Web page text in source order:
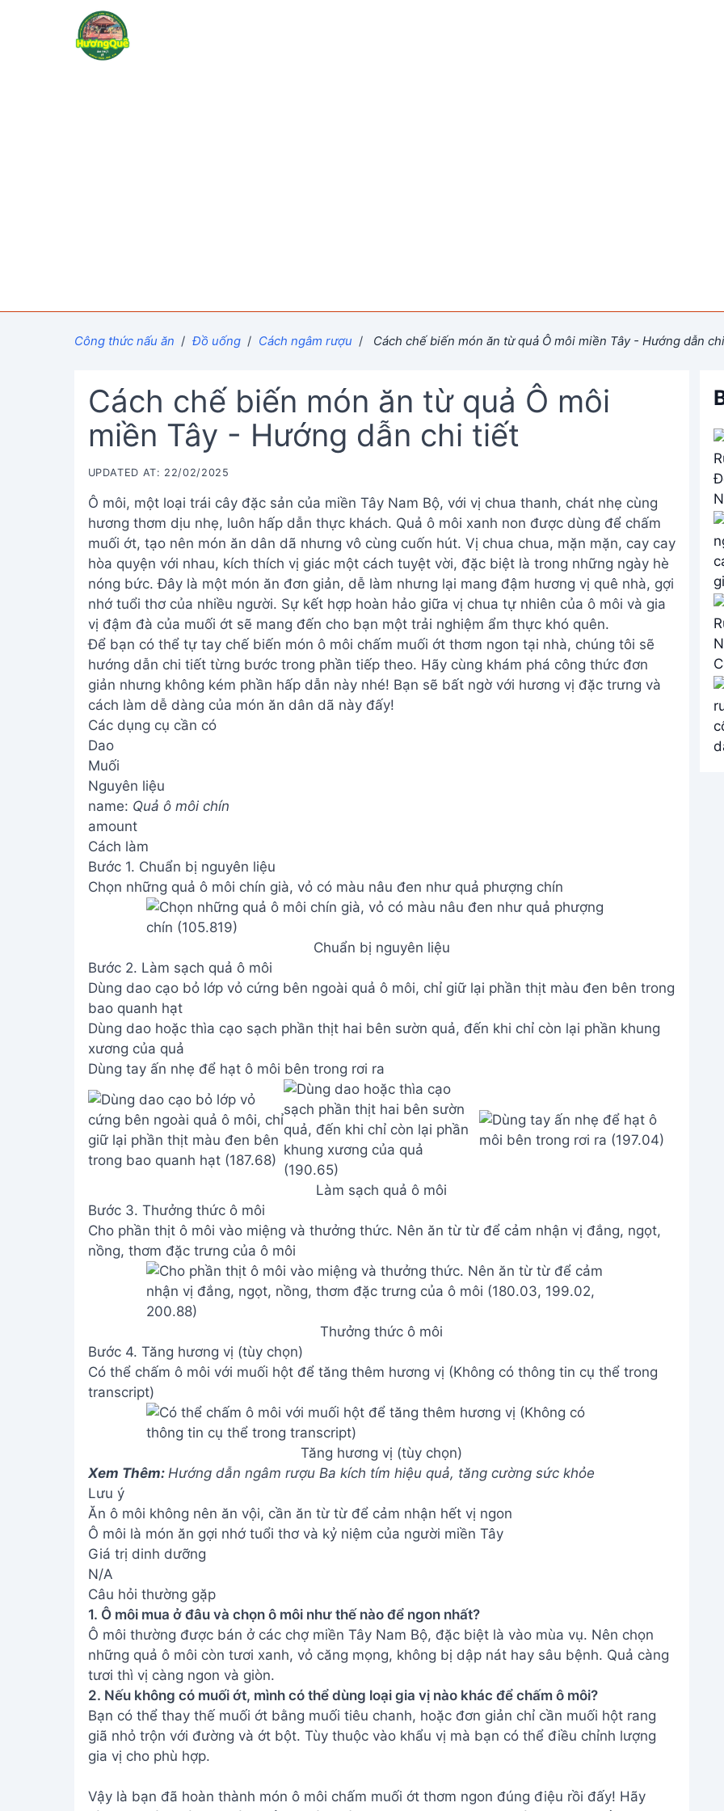
Công thức nấu ăn / Đồ uống / Cách ngâm rượu / Cách chế biến món ăn từ quả Ô môi miền Tây - Hướng dẫn
Cách chế biến món ăn từ quả Ô môi
miền Tây - Hướng dẫn chi tiết
UPDATED AT: 22/02/2025
Ô môi, một loại trái cây đặc sản của miền Tây Nam Bộ, với vị chua thanh, chát nhẹ cùng
hương thơm dịu nhẹ, luôn hấp dẫn thực khách. Quả ô môi xanh non được dùng để chấm
muối ớt, tạo nên món ăn dân dã nhưng vô cùng cuốn hút. Vị chua chua, mặn mặn, cay cay
hòa quyện với nhau, kích thích vị giác một cách tuyệt vời, đặc biệt là trong những ngày hè
nóng bức. Đây là một món ăn đơn giản, dễ làm nhưng lại mang đậm hương vị quê nhà, gợi
nhớ tuổi thơ của nhiều người. Sự kết hợp hoàn hảo giữa vị chua tự nhiên của ô môi và gia
vị đậm đà của muối ớt sẽ mang đến cho bạn một trải nghiệm ẩm thực khó quên.
Để bạn có thể tự tay chế biến món ô môi chấm muối ớt thơm ngon tại nhà, chúng tôi sẽ
hướng dẫn chi tiết từng bước trong phần tiếp theo. Hãy cùng khám phá công thức đơn
giản nhưng không kém phần hấp dẫn này nhé! Bạn sẽ bất ngờ với hương vị đặc trưng và
cách làm dễ dàng của món ăn dân dã này đấy!
Các dụng cụ cần có
Dao
Muối
Nguyên liệu
name: Quả ô môi chín
amount
Cách làm
Bước 1. Chuẩn bị nguyên liệu
Chọn những quả ô môi chín già, vỏ có màu nâu đen như quả phượng chín
Chuẩn bị nguyên liệu
Bước 2. Làm sạch quả ô môi
Dùng dao cạo bỏ lớp vỏ cứng bên ngoài quả ô môi, chỉ giữ lại phần thịt màu đen bên trong
bao quanh hạt
Dùng dao hoặc thìa cạo sạch phần thịt hai bên sườn quả, đến khi chỉ còn lại phần khung
xương của quả
Dùng tay ấn nhẹ để hạt ô môi bên trong rơi ra
Làm sạch quả ô môi
Bước 3. Thưởng thức ô môi
Cho phần thịt ô môi vào miệng và thưởng thức. Nên ăn từ từ để cảm nhận vị đắng, ngọt,
nồng, thơm đặc trưng của ô môi
Thưởng thức ô môi
Bước 4. Tăng hương vị (tùy chọn)
Có thể chấm ô môi với muối hột để tăng thêm hương vị (Không có thông tin cụ thể trong
transcript)
Tăng hương vị (tùy chọn)
Xem Thêm: Hướng dẫn ngâm rượu Ba kích tím hiệu quả, tăng cường sức khỏe
Lưu ý
Ăn ô môi không nên ăn vội, cần ăn từ từ để cảm nhận hết vị ngon
Ô môi là món ăn gợi nhớ tuổi thơ và kỷ niệm của người miền Tây
Giá trị dinh dưỡng
N/A
Câu hỏi thường gặp
1. Ô môi mua ở đâu và chọn ô môi như thế nào để ngon nhất?
Ô môi thường được bán ở các chợ miền Tây Nam Bộ, đặc biệt là vào mùa vụ. Nên chọn
những quả ô môi còn tươi xanh, vỏ căng mọng, không bị dập nát hay sâu bệnh. Quả càng
tươi thì vị càng ngon và giòn.
2. Nếu không có muối ớt, mình có thể dùng loại gia vị nào khác để chấm ô môi?
Bạn có thể thay thế muối ớt bằng muối tiêu chanh, hoặc đơn giản chỉ cần muối hột rang
giã nhỏ trộn với đường và ớt bột. Tùy thuộc vào khẩu vị mà bạn có thể điều chỉnh lượng
gia vị cho phù hợp.
Vậy là bạn đã hoàn thành món ô môi chấm muối ớt thơm ngon đúng điệu rồi đấy! Hãy